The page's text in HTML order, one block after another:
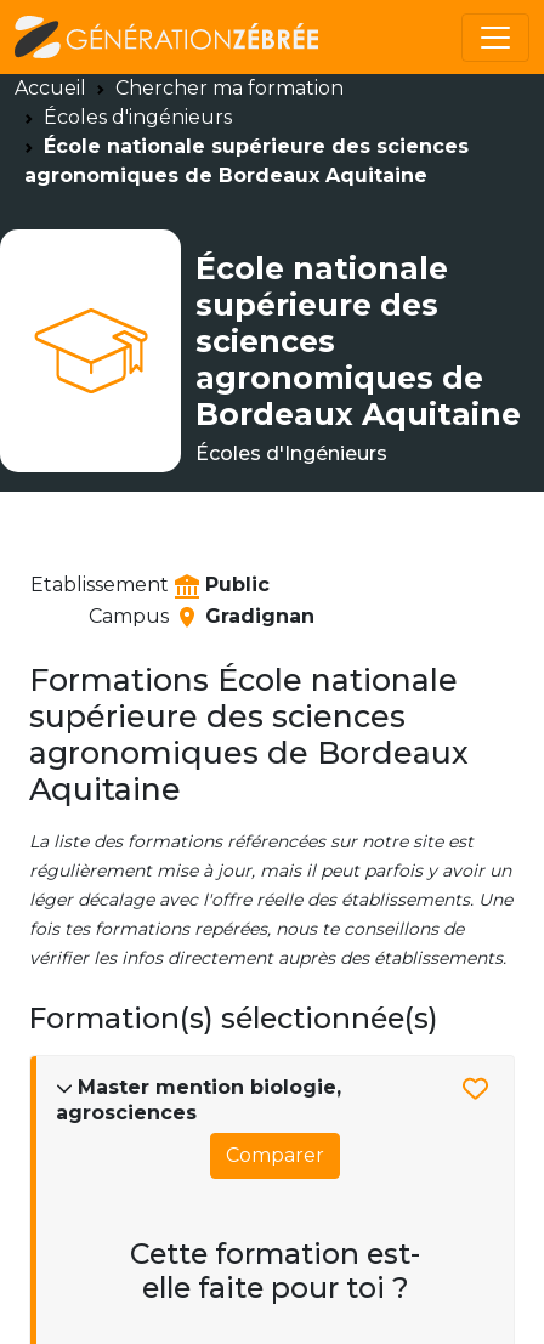
Accueil
Chercher ma formation
Écoles d'ingénieurs
École nationale supérieure des sciences
agronomiques de Bordeaux Aquitaine
École nationale
supérieure des
sciences
agronomiques de
Bordeaux Aquitaine
Écoles d'Ingénieurs
Etablissement
Public
Campus
Gradignan
Formations École nationale
supérieure des sciences
agronomiques de Bordeaux
Aquitaine
La liste des formations référencées sur notre site est
régulièrement mise à jour, mais il peut parfois y avoir un
léger décalage avec l'offre réelle des établissements. Une
fois tes formations repérées, nous te conseillons de
vérifier les infos directement auprès des établissements.
Formation(s) sélectionnée(s)
Master mention biologie,
agrosciences
Comparer
Cette formation est-
elle faite pour toi ?